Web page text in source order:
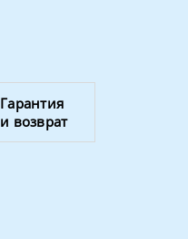
Гарантия
и возврат